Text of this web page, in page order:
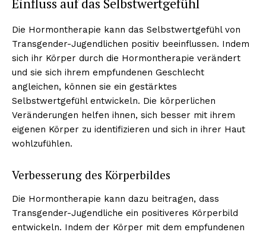
Die Hormontherapie kann das Selbstwertgefühl von
Transgender-Jugendlichen positiv beeinflussen. Indem
sich ihr Körper durch die Hormontherapie verändert
und sie sich ihrem empfundenen Geschlecht
angleichen, können sie ein gestärktes
Selbstwertgefühl entwickeln. Die körperlichen
Veränderungen helfen ihnen, sich besser mit ihrem
eigenen Körper zu identifizieren und sich in ihrer Haut
wohlzufühlen.
Verbesserung des Körperbildes
Die Hormontherapie kann dazu beitragen, dass
Transgender-Jugendliche ein positiveres Körperbild
entwickeln. Indem der Körper mit dem empfundenen